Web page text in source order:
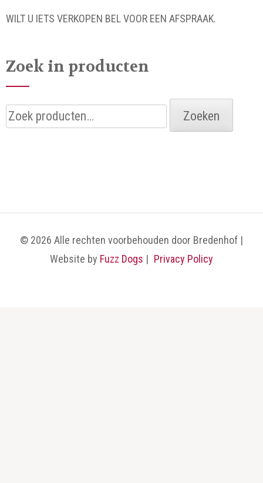
WILT U IETS VERKOPEN BEL VOOR EEN AFSPRAAK.
Zoek in producten
Zoeken
naar:
Zoeken
© 2026 Alle rechten voorbehouden door Bredenhof |
Website by Fuzz Dogs | Privacy Policy